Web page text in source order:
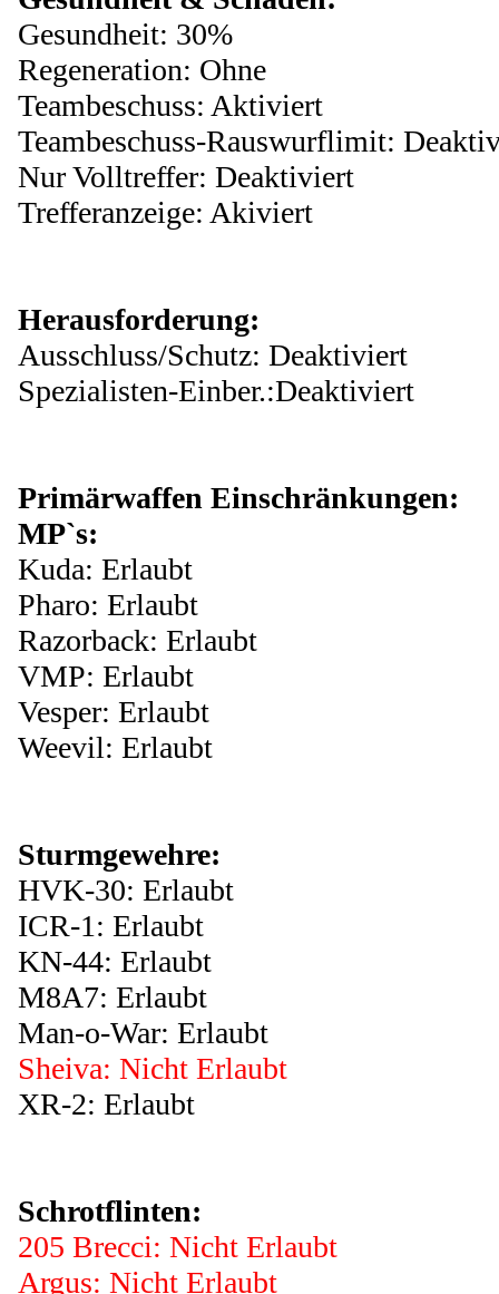
Gesundheit: 30%
Regeneration: Ohne
Teambeschuss: Aktiviert
Teambeschuss-Rauswurflimit:
Nur Volltreffer: Deaktiviert
Trefferanzeige: Akiviert
Herausforderung:
Ausschluss/Schutz: Deaktiviert
Spezialisten-Einber.:Deaktiviert
Primärwaffen Einschränkungen:
MP`s:
Kuda: Erlaubt
Pharo: Erlaubt
Razorback: Erlaubt
VMP: Erlaubt
Vesper: Erlaubt
Weevil: Erlaubt
Sturmgewehre:
HVK-30: Erlaubt
ICR-1: Erlaubt
KN-44: Erlaubt
M8A7: Erlaubt
Man-o-War: Erlaubt
Sheiva: Nicht Erlaubt
XR-2: Erlaubt
Schrotflinten:
205 Brecci: Nicht Erlaubt
Argus: Nicht Erlaubt